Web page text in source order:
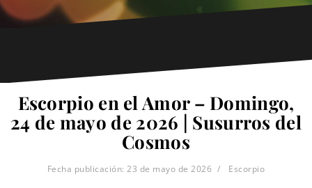
Escorpio en el Amor – Domingo,
24 de mayo de 2026 | Susurros del
Cosmos
Fecha publicación:23 de mayo de 2026 Escorpio